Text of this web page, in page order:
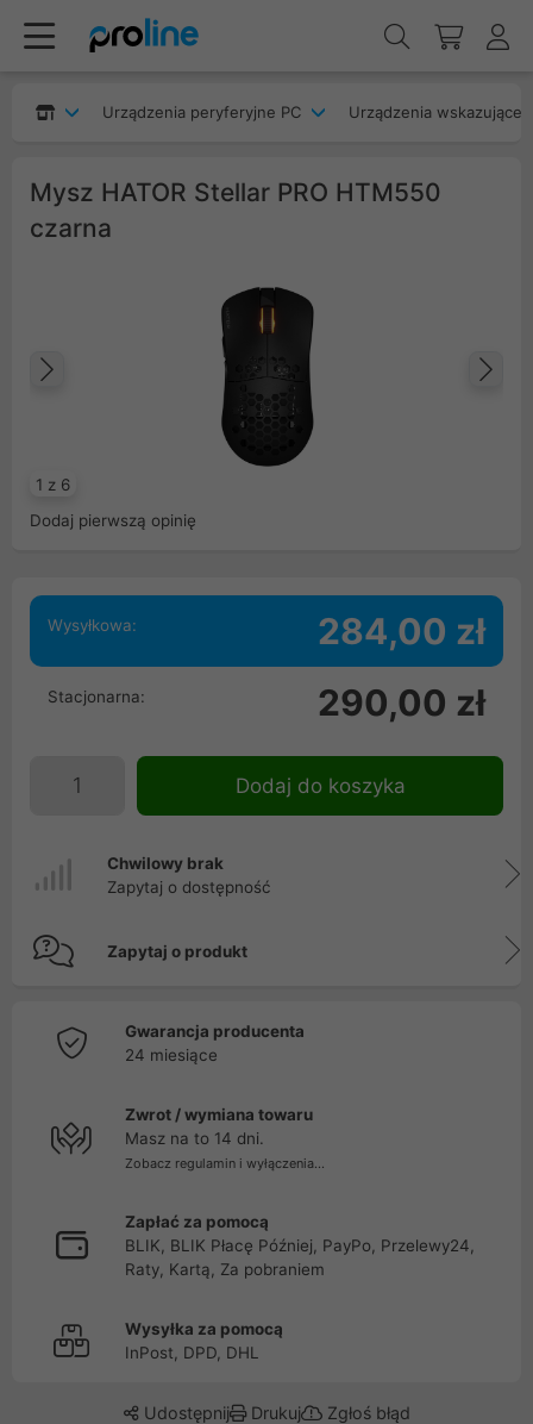
Urządzenia peryferyjne PC Urządzenia wskazujące
Mysz HATOR Stellar PRO HTM550
czarna
1 z 6
Dodaj pierwszą opinię
Wysyłkowa: 284,00 zł
Stacjonarna: 290,00 zł
Dodaj do koszyka
Chwilowy brak
Zapytaj o dostępność
Zapytaj o produkt
Gwarancja producenta
24 miesiące
Zwrot / wymiana towaru
Masz na to 14 dni.
Zobacz regulamin i wyłączenia...
Zapłać za pomocą
BLIK, BLIK Płacę Później, PayPo, Przelewy24,
Raty, Kartą, Za pobraniem
Wysyłka za pomocą
InPost, DPD, DHL
Udostępnij Drukuj Zgłoś błąd